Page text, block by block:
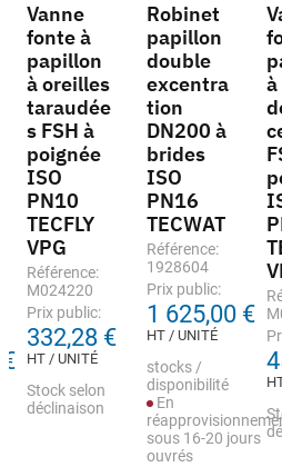
Vanne
fonte à
papillon
à oreilles
taraudée
s FSH à
poignée
ISO
PN10
TECFLY
VPG
Référence:
M024220
Prix public:
332,28 €
HT / UNITÉ
Stock selon
déclinaison
Robinet
papillon
double
excentra
tion
DN200 à
brides
ISO
PN16
TECWAT
Référence:
1928604
Prix public:
1 625,00 €
HT / UNITÉ
stocks /
disponibilité
En
sous 16-20 jours
ouvrés